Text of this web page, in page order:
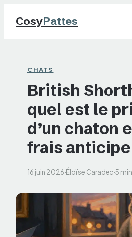
CosyPattes
Chats
NAC
Maison
CHATS
British
quel est le
d’un chaton
frais
16 juin 2026·Éloïse Caradec·5